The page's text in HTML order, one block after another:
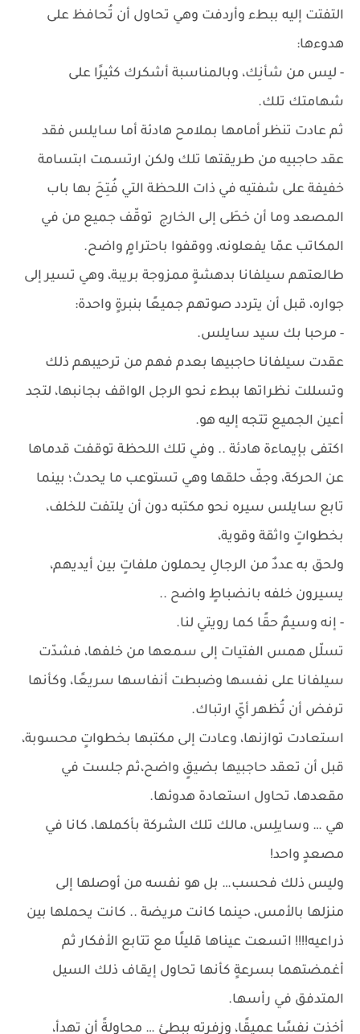
التفتت إليه ببطء وأردفت وهي تحاول أن تُحافظ على
هدوءها:
- ليس من شأنِك، وبالمناسبة أشكرك كثيرًا على
شهامتك تلك.
ثم عادت تنظر أمامها بملامح هادئة أما سايلس فقد
عقد حاجبيه من طريقتها تلك ولكن ارتسمت ابتسامة
خفيفة على شفتيه في ذات اللحظة التي فُتِحَ بها باب
المصعد وما أن خطَى إلى الخارج توقّف جميع من في
المكاتب عمّا يفعلونه، ووقفوا باحترامٍ واضح.
طالعتهم سيلفانا بدهشةٍ ممزوجة بريبة، وهي تسير إلى
جواره، قبل أن يتردد صوتهم جميعًا بنبرةٍ واحدة:
- مرحبا بك سيد سايلس.
عقدت سيلفانا حاجبيها بعدم فهم من ترحيبهم ذلك
وتسللت نظراتها ببطء نحو الرجل الواقف بجانبها، لتجد
أعين الجميع تتجه إليه هو.
اكتفى بإيماءة هادئة .. وفي تلك اللحظة توقفت قدماها
عن الحركة، وجفّ حلقها وهي تستوعب ما يحدث؛ بينما
تابع سايلس سيره نحو مكتبه دون أن يلتفت للخلف،
بخطواتٍ واثقة وقوية،
ولحق به عددٌ من الرجالِ يحملون ملفاتٍ بين أيديهم،
يسيرون خلفه بانضباطٍ واضح ..
- إنه وسيمٌ حقًا كما رويتي لنا.
تسلّل همس الفتيات إلى سمعها من خلفها، فشدّت
سيلفانا على نفسها وضبطت أنفاسها سريعًا، وكأنها
ترفض أن تُظهر أيّ ارتباك.
استعادت توازنها، وعادت إلى مكتبها بخطواتٍ محسوبة،
قبل أن تعقد حاجبيها بضيقٍ واضح،ثم جلست في
مقعدها، تحاول استعادة هدوئها.
هي … وسايلِس، مالك تلك الشركة بأكملها، كانا في
مصعدٍ واحد!
وليس ذلك فحسب… بل هو نفسه من أوصلها إلى
منزلها بالأمس، حينما كانت مريضة .. كانت يحملها بين
ذراعيه!!!! اتسعت عيناها قليلًا مع تتابع الأفكار ثم
أغمضتهما بسرعةٍ كأنها تحاول إيقاف ذلك السيل
المتدفق في رأسها.
أخذت نفسًا عميقًا، وزفرته ببطئ … محاولةً أن تهدأ،